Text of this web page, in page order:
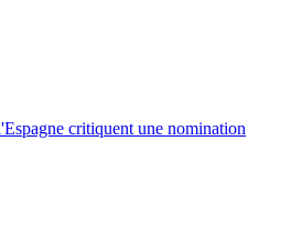
critiquent une nomination